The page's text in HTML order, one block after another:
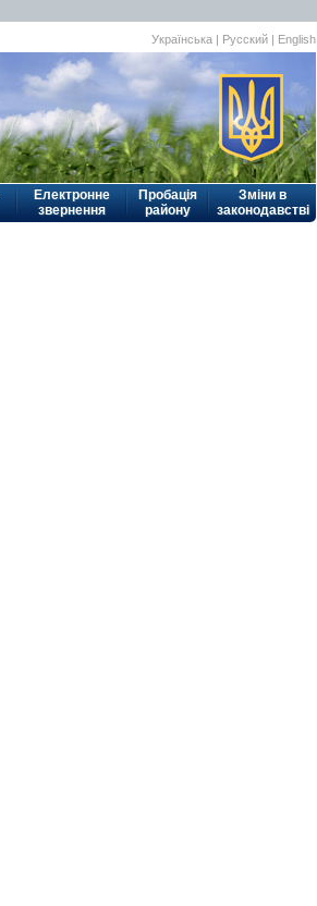
Українська | Русский | English
Електронне
звернення
Пробація
району
Зміни в
законодавстві